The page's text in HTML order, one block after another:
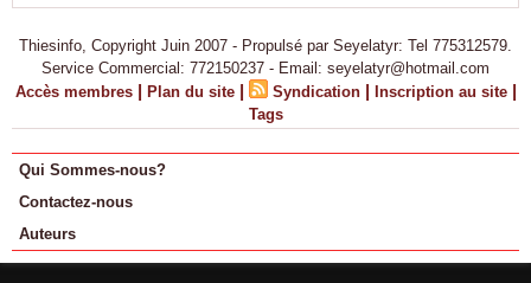
Thiesinfo, Copyright Juin 2007 - Propulsé par Seyelatyr: Tel 775312579.
Service Commercial: 772150237 - Email: seyelatyr@hotmail.com
Accès membres | Plan du site | Syndication | Inscription au site |
Tags
Qui Sommes-nous?
Contactez-nous
Auteurs